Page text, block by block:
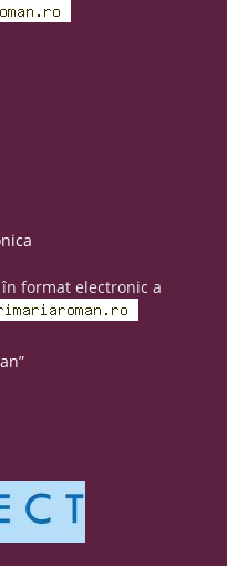
format electronic a